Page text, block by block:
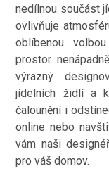
nedílnou součást
ovlivňuje
oblíbenou
prostor
výrazný
jídelních židlí a
čalounění i
online nebo
vám naši
pro váš domov.